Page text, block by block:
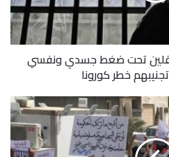
تحت ضغط جسدي ونفسي
خطر كورونا